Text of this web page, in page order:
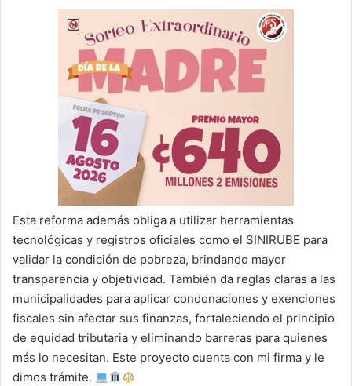
Esta reforma además obliga a utilizar herramientas
tecnológicas y registros oficiales como el SINIRUBE para
validar la condición de pobreza, brindando mayor
transparencia y objetividad. También da reglas claras a las
municipalidades para aplicar condonaciones y exenciones
fiscales sin afectar sus finanzas, fortaleciendo el principio
de equidad tributaria y eliminando barreras para quienes
más lo necesitan. Este proyecto cuenta con mi firma y le
dimos trámite.